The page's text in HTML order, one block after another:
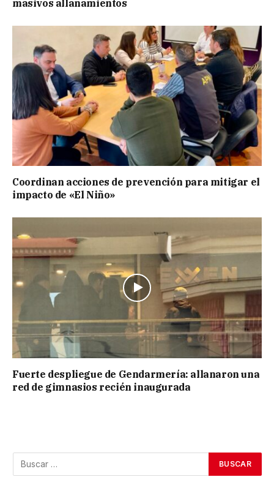
masivos allanamientos
Coordinan acciones de prevención para mitigar el
impacto de «El Niño»
Fuerte despliegue de Gendarmería: allanaron una
red de gimnasios recién inaugurada